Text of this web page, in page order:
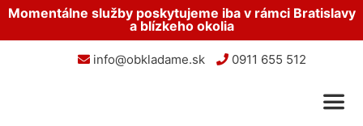
Momentálne služby poskytujeme iba v rámci Bratislavy
a blízkeho okolia
info@obkladame.sk 0911 655 512